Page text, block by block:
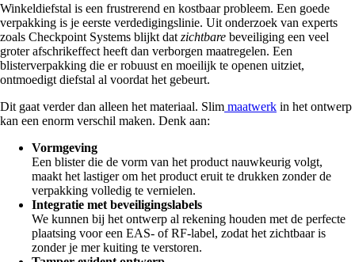
Winkeldiefstal is een frustrerend en kostbaar probleem. Een goede
verpakking is je eerste verdedigingslinie. Uit onderzoek van experts
zoals Checkpoint Systems blijkt dat zichtbare beveiliging een veel
groter afschrikeffect heeft dan verborgen maatregelen. Een
blisterverpakking die er robuust en moeilijk te openen uitziet,
ontmoedigt diefstal al voordat het gebeurt.
Dit gaat verder dan alleen het materiaal. Slim maatwerk in het ontwerp
kan een enorm verschil maken. Denk aan:
Vormgeving
Een blister die de vorm van het product nauwkeurig volgt,
maakt het lastiger om het product eruit te drukken zonder de
verpakking volledig te vernielen.
Integratie met beveiligingslabels
We kunnen bij het ontwerp al rekening houden met de perfecte
plaatsing voor een EAS- of RF-label, zodat het zichtbaar is
zonder je mer kuiting te verstoren.